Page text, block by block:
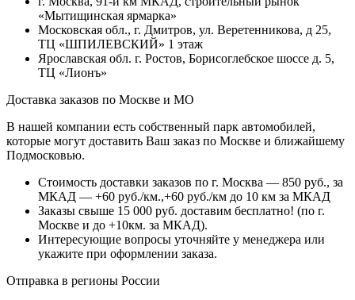
«Мытищинская ярмарка»
Московская обл., г. Дмитров, ул. Веретенникова, д 25,
ТЦ «ШПИЛЕВСКИЙ» 1 этаж
Ярославская обл. г. Ростов, Борисоглебское шоссе д. 5,
ТЦ «Лионъ»
Доставка заказов по Москве и МО
В нашей компании есть собственный парк автомобилей,
которые могут доставить Ваш заказ по Москве и ближайшему
Подмосковью.
Стоимость доставки заказов по г. Москва — 850 руб., за
МКАД — +60 руб./км.,+60 руб./км до 10 км за МКАД
Заказы свыше 15 000 руб. доставим бесплатно! (по г.
Москве и до +10км. за МКАД).
Интересующие вопросы уточняйте у менеджера или
укажите при оформлении заказа.
Отправка в регионы России